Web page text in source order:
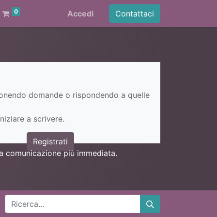
0 Accedi Contattaci
domande o rispondendo a quelle
a scrivere.
Registrati
comunicazione più immediata.